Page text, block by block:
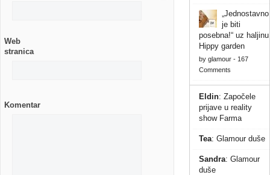
Web
stranica
Komentar
„Jednostavno
je biti
posebna!“ uz haljinu
Hippy garden
by glamour- 167
Comments
Eldin: Započele
prijave u reality
show Farma
Tea: Glamour duše
Sandra: Glamour
duše